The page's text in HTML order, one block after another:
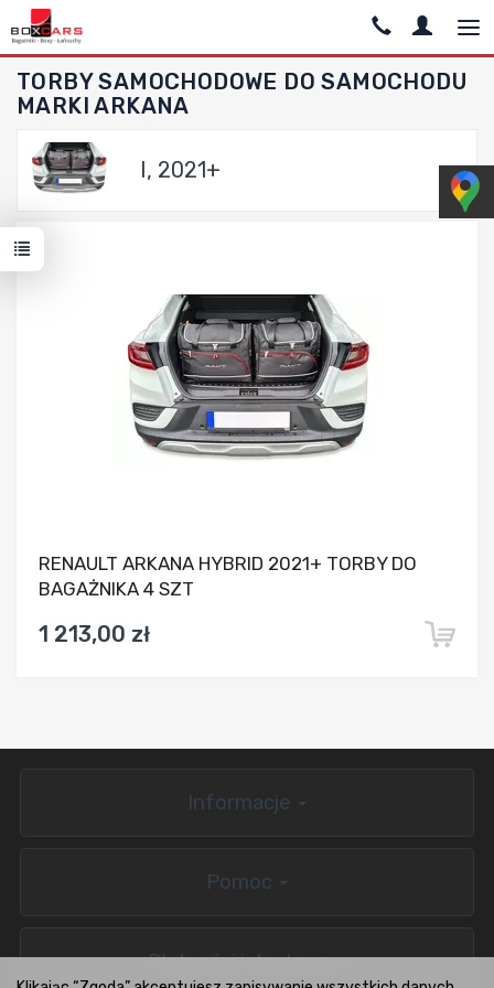
TORBY SAMOCHODOWE DO SAMOCHODU
MARKI ARKANA
I, 2021+
RENAULT ARKANA HYBRID 2021+ TORBY DO
BAGAŻNIKA 4 SZT
1 213,00 zł
Informacje
Pomoc
Płatności i dostawa